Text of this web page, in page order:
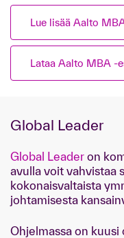
Lue lisää Aalto
Lataa Aalto MBA -
Global Leader
Global Leader on
avulla voit vahvistaa
kokonaisvaltaista
johtamisesta
Ohjelmassa on